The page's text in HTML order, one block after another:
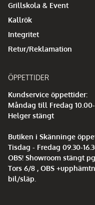
Grillskola & Event
Kallrök
Integritet
Retur/Reklamation
ÖPPETTIDER
Kundservice öppettider:
Måndag till Fredag 10.00-
Helger stängt
Butiken i Skänninge
Tisdag - Fredag 09.30-
OBS! Showroom stängt
Tors 6/8 , OBS
bil/släp.